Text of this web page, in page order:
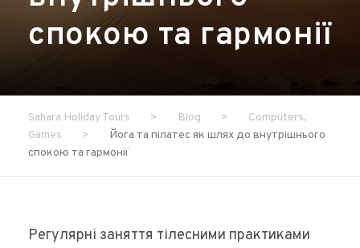
спокою та гармонії
Sahara Holiday Tours > Blog >
Computers,
Games
>
Йога та пілатес як шлях до внутрішнього
спокою та гармонії
Регулярні заняття тілесними практиками